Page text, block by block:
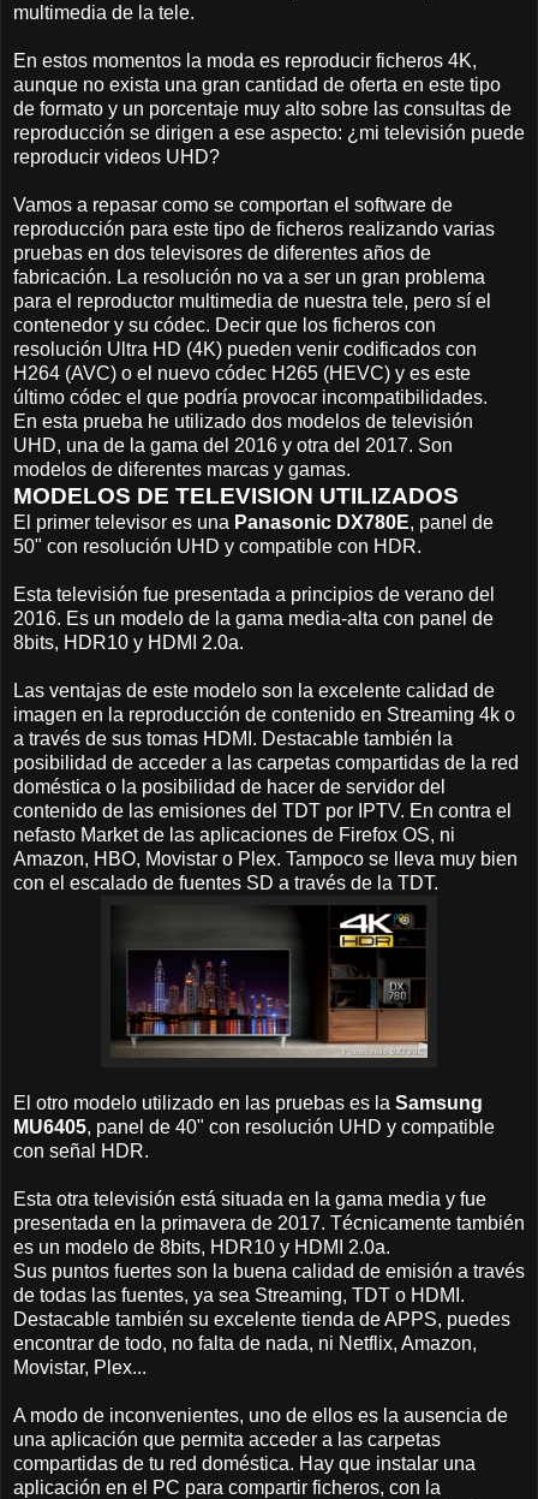
multimedia de la tele.
En estos momentos la moda es reproducir ficheros 4K,
aunque no exista una gran cantidad de oferta en este tipo
de formato y un porcentaje muy alto sobre las consultas de
reproducción se dirigen a ese aspecto: ¿mi televisión puede
reproducir videos UHD?
Vamos a repasar como se comportan el software de
reproducción para este tipo de ficheros realizando varias
pruebas en dos televisores de diferentes años de
fabricación. La resolución no va a ser un gran problema
para el reproductor multimedia de nuestra tele, pero sí el
contenedor y su códec. Decir que los ficheros con
resolución Ultra HD (4K) pueden venir codificados con
H264 (AVC) o el nuevo códec H265 (HEVC) y es este
último códec el que podría provocar incompatibilidades.
En esta prueba he utilizado dos modelos de televisión
UHD, una de la gama del 2016 y otra del 2017. Son
modelos de diferentes marcas y gamas.
MODELOS DE TELEVISION UTILIZADOS
El primer televisor es una Panasonic DX780E, panel de
50" con resolución UHD y compatible con HDR.
Esta televisión fue presentada a principios de verano del
2016. Es un modelo de la gama media-alta con panel de
8bits, HDR10 y HDMI 2.0a.
Las ventajas de este modelo son la excelente calidad de
imagen en la reproducción de contenido en Streaming 4k o
a través de sus tomas HDMI. Destacable también la
posibilidad de acceder a las carpetas compartidas de la red
doméstica o la posibilidad de hacer de servidor del
contenido de las emisiones del TDT por IPTV. En contra el
nefasto Market de las aplicaciones de Firefox OS, ni
Amazon, HBO, Movistar o Plex. Tampoco se lleva muy bien
con el escalado de fuentes SD a través de la TDT.
El otro modelo utilizado en las pruebas es la Samsung
MU6405, panel de 40" con resolución UHD y compatible
con señal HDR.
Esta otra televisión está situada en la gama media y fue
presentada en la primavera de 2017. Técnicamente también
es un modelo de 8bits, HDR10 y HDMI 2.0a.
Sus puntos fuertes son la buena calidad de emisión a través
de todas las fuentes, ya sea Streaming, TDT o HDMI.
Destacable también su excelente tienda de APPS, puedes
encontrar de todo, no falta de nada, ni Netflix, Amazon,
Movistar, Plex...
A modo de inconvenientes, uno de ellos es la ausencia de
una aplicación que permita acceder a las carpetas
compartidas de tu red doméstica. Hay que instalar una
aplicación en el PC para compartir ficheros, con la